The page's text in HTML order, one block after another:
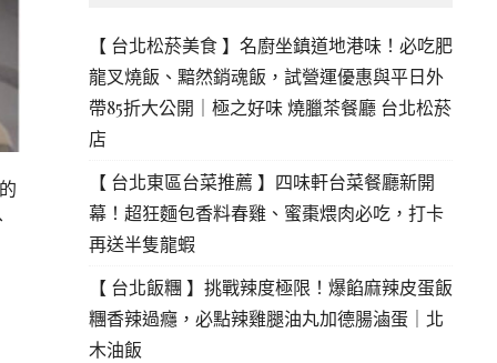
【 台北松菸美食 】名廚坐鎮道地港味！必吃肥
龍叉燒飯、黯然銷魂飯，試營運優惠與平日外
帶85折大公開｜極之好味 燒臘茶餐廳 台北松菸
店
【 台北東區台菜推薦 】四味軒台菜餐廳新開
幕！超狂麵包香料春雞、蜜棗煨肉必吃，打卡
再送半隻龍蝦
【 台北飯糰 】挑戰辣度極限！爆餡麻辣皮蛋飯
糰香辣過癮，必點辣雞腿油丸加德腸滷蛋｜北
木油飯